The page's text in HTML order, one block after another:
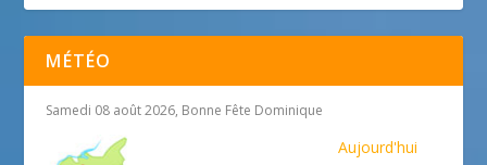
MÉTÉO
Samedi 08 août 2026, Bonne Fête Dominique
Aujourd'hui